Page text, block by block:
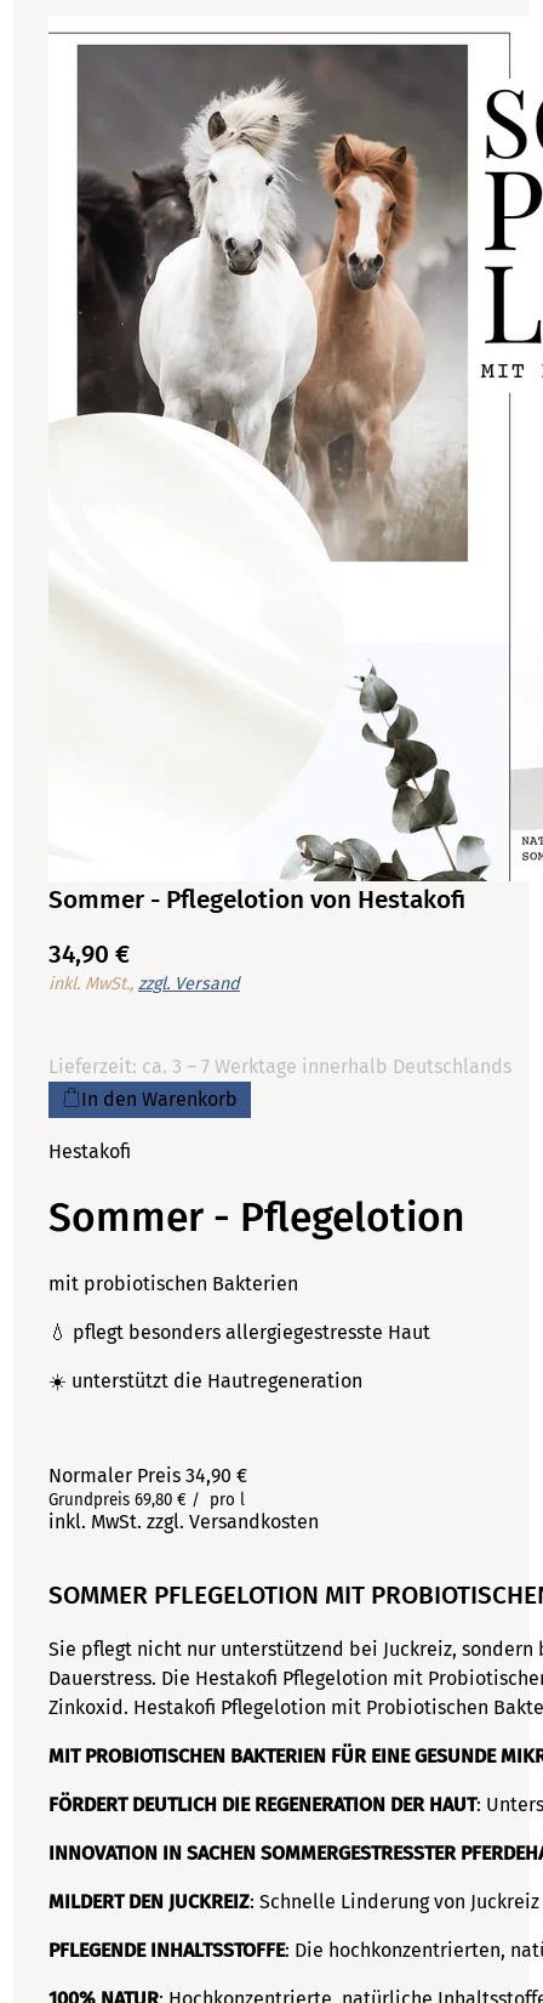
Sommer - Pflegelotion von Hestakofi
34,90 €
inkl. MwSt., zzgl. Versand
Lieferzeit: ca. 3 – 7 Werktage innerhalb Deutschlands
In den Warenkorb
Hestakofi
Sommer - Pflegelotion
mit probiotischen Bakterien
💧 pflegt besonders allergiegestresste Haut
☀️ unterstützt die Hautregeneration
Normaler Preis 34,90 €
Grundpreis 69,80 € / pro l
inkl. MwSt. zzgl. Versandkosten
SOMMER PFLEGELOTION MIT
Sie pflegt nicht nur unterstützend bei Juckreiz, sondern
Dauerstress. Die Hestakofi Pflegelotion mit
Zinkoxid. Hestakofi Pflegelotion mit Probiotischen
MIT PROBIOTISCHEN BAKTERIEN FÜR EINE GESUNDE
FÖRDERT DEUTLICH DIE REGENERATION DER HAUT:
INNOVATION IN SACHEN SOMMERGESTRESSTER
MILDERT DEN JUCKREIZ: Schnelle Linderung von
PFLEGENDE INHALTSSTOFFE: Die hochkonzentrierten,